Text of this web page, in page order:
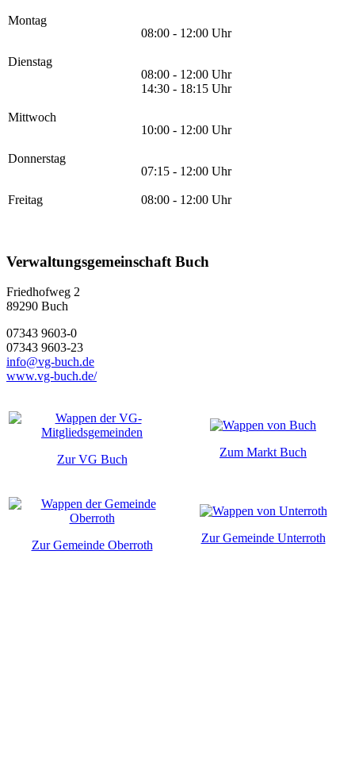
Montag
08:00 - 12:00 Uhr
Dienstag
08:00 - 12:00 Uhr
14:30 - 18:15 Uhr
Mittwoch
10:00 - 12:00 Uhr
Donnerstag
07:15 - 12:00 Uhr
Freitag 08:00 - 12:00 Uhr
Verwaltungsgemeinschaft Buch
Friedhofweg 2
89290 Buch
07343 9603-0
07343 9603-23
info@vg-buch.de
www.vg-buch.de/
Zur VG Buch
Zum Markt Buch
Zur Gemeinde Oberroth
Zur Gemeinde Unterroth